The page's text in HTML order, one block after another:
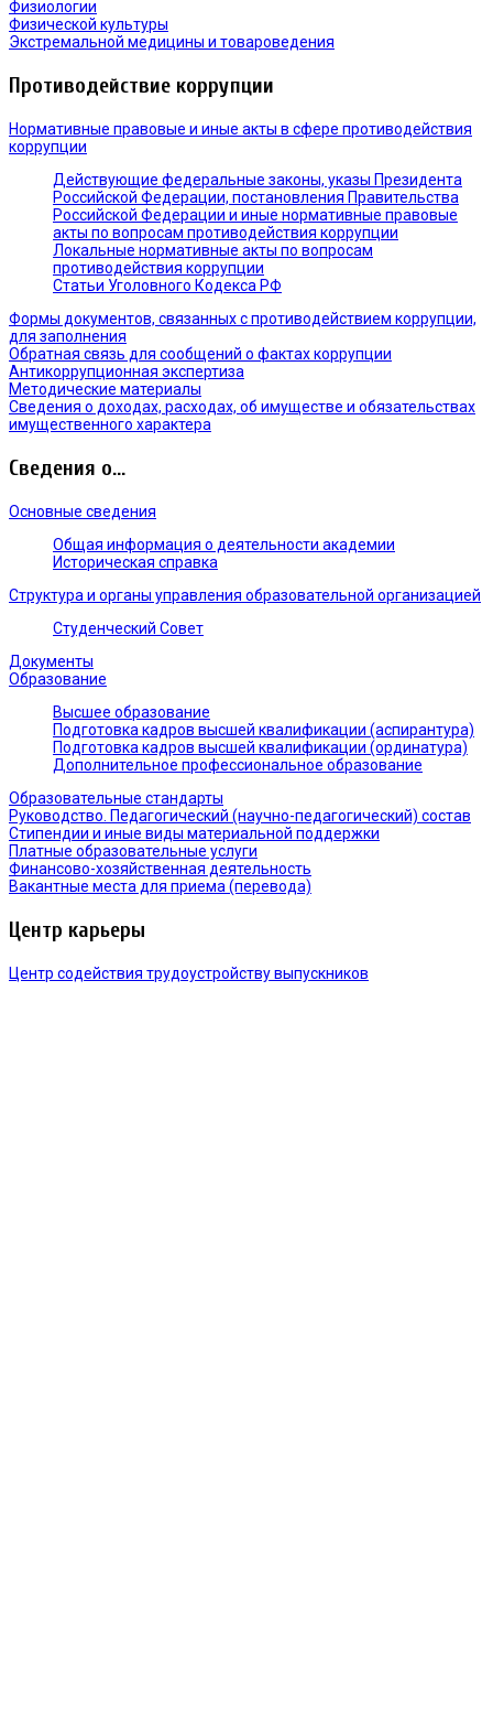
Физиологии
Физической культуры
Экстремальной медицины и товароведения
Противодействие коррупции
Нормативные правовые и иные акты в сфере противодействия
коррупции
Действующие федеральные законы, указы Президента
Российской Федерации, постановления Правительства
Российской Федерации и иные нормативные правовые
акты по вопросам противодействия коррупции
Локальные нормативные акты по вопросам
противодействия коррупции
Статьи Уголовного Кодекса РФ
Формы документов, связанных с противодействием коррупции,
для заполнения
Обратная связь для сообщений о фактах коррупции
Антикоррупционная экспертиза
Методические материалы
Сведения о доходах, расходах, об имуществе и обязательствах
имущественного характера
Сведения о...
Основные сведения
Общая информация о деятельности академии
Историческая справка
Структура и органы управления образовательной организацией
Студенческий Совет
Документы
Образование
Высшее образование
Подготовка кадров высшей квалификации (аспирантура)
Подготовка кадров высшей квалификации (ординатура)
Дополнительное профессиональное образование
Образовательные стандарты
Руководство. Педагогический (научно-педагогический) состав
Стипендии и иные виды материальной поддержки
Платные образовательные услуги
Финансово-хозяйственная деятельность
Вакантные места для приема (перевода)
Центр карьеры
Центр содействия трудоустройству выпускников